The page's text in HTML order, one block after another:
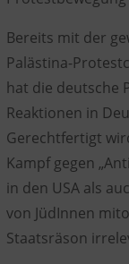
Bereits mit der
Palästina-
hat die deutsche
Reaktionen in
Gerechtfertigt
Kampf gegen
in den USA als
von JüdInnen
Staatsräson